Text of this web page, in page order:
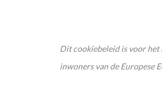
Dit cookiebeleid is voor het
inwoners van de Europese